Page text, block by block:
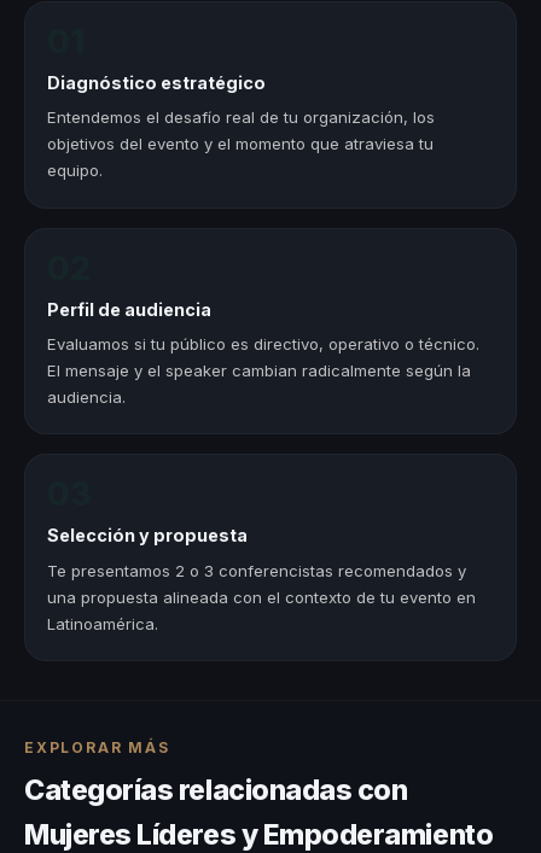
Diagnóstico estratégico
Entendemos el desafío real de tu organización, los
objetivos del evento y el momento que atraviesa tu
equipo.
Perfil de audiencia
Evaluamos si tu público es directivo, operativo o técnico.
El mensaje y el speaker cambian radicalmente según la
audiencia.
Selección y propuesta
Te presentamos 2 o 3 conferencistas recomendados y
una propuesta alineada con el contexto de tu evento en
Latinoamérica.
EXPLORAR MÁS
Categorías relacionadas con
Mujeres Líderes y Empoderamiento